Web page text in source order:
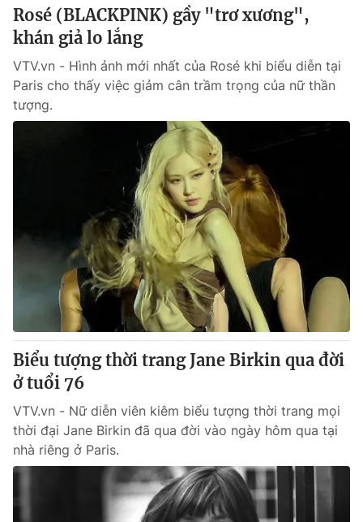
Rosé (BLACKPINK) gầy "trơ xương",
khán giả lo lắng
VTV.vn - Hình ảnh mới nhất của Rosé khi biểu diễn tại
Paris cho thấy việc giảm cân trầm trọng của nữ thần
tượng.
Biểu tượng thời trang Jane Birkin qua đời
ở tuổi 76
VTV.vn - Nữ diễn viên kiêm biểu tượng thời trang mọi
thời đại Jane Birkin đã qua đời vào ngày hôm qua tại
nhà riêng ở Paris.